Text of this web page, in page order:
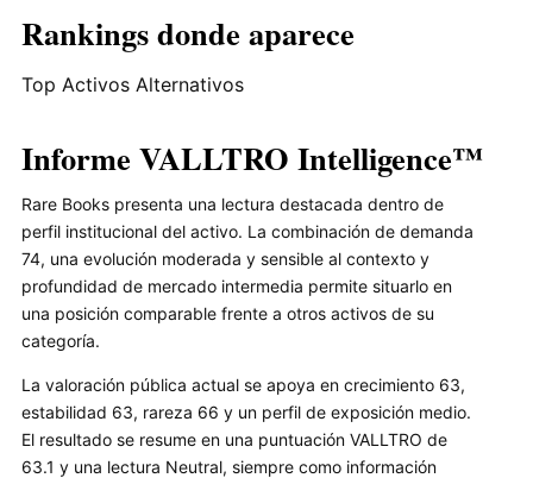
Rankings donde aparece
Top Activos Alternativos
Informe VALLTRO Intelligence™
Rare Books presenta una lectura destacada dentro de
perfil institucional del activo. La combinación de demanda
74, una evolución moderada y sensible al contexto y
profundidad de mercado intermedia permite situarlo en
una posición comparable frente a otros activos de su
categoría.
La valoración pública actual se apoya en crecimiento 63,
estabilidad 63, rareza 66 y un perfil de exposición medio.
El resultado se resume en una puntuación VALLTRO de
63.1 y una lectura Neutral, siempre como información